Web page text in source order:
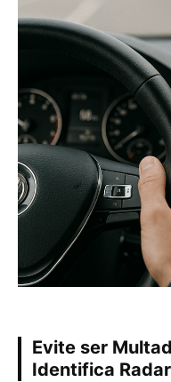
Evite ser
Identifica Radar